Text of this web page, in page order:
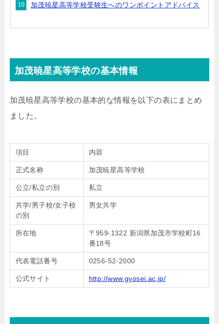
加茂暁星高等学校受験生へのワンポイントアドバイス
加茂暁星高等学校の基本情報
加茂暁星高等学校の基本的な情報を以下の表にまとめ
ました。
項目 内容
正式名称 加茂暁星高等学校
公立/私立の別 私立
共学/男子校/女子校
の別
男女共学
所在地
〒959-1322 新潟県加茂市学校町16
番18号
代表電話番号 0256-52-2000
公式サイト http://www.gyosei.ac.jp/